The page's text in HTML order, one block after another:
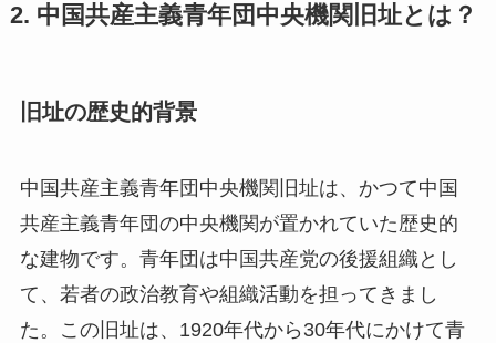
2. 中国共産主義青年団中央機関旧址とは？
旧址の歴史的背景
中国共産主義青年団中央機関旧址は、かつて中国
共産主義青年団の中央機関が置かれていた歴史的
な建物です。青年団は中国共産党の後援組織とし
て、若者の政治教育や組織活動を担ってきまし
た。この旧址は、1920年代から30年代にかけて青